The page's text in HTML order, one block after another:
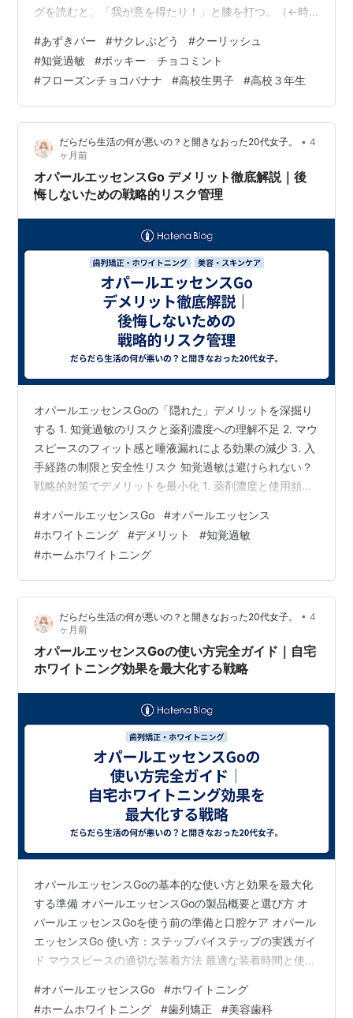
グを読むと、「我が意を得たり！」と膝を打つ。（←時
いのを食べてます。あの硬さがいいですね。でももっと
トシを取ると、あの硬さはキツくなるんでしょうか。 食
べられるうちに食べておきたい。 サクレも好き、先日は
じめてサクレのぶどうを発見！ ちいさな果肉が入ってい
るんですが、比較的すぐ溶けるみたいで、ザクザクのア
イスの中の、ちょっと柔らかくなったぶ…
#あずきバー #サクレぶどう #クーリッシュ
#知覚過敏 #ポッキー チョコミント
#フローズンチョコバナナ #高校生男子 #高校３年生
だらだら生活の何が悪いの？と開きなおった20代女子。 • 4
ヶ月前
オパールエッセンスGo デメリット徹底解説｜後
悔しないための戦略的リスク管理
オパールエッセンスGoの「隠れた」デメリットを深掘り
する 1. 知覚過敏のリスクと薬剤濃度への理解不足 2. マウ
スピースのフィット感と唾液漏れによる効果の減少 3. 入
手経路の制限と安全性リスク 知覚過敏は避けられない？
戦略的対策でデメリットを最小化 1. 薬剤濃度と使用頻度
戦略 オパールエッセンスGoの「経済的」デメリットと安
全な選択肢 1. 個人輸入のリスクと法的な側面 2. 歯科医院
での購入が推奨される理由とFP視点での費用対効果 まと
め：オパールエッセンスGoのデメリットを理解し、賢い
ホワイトニングを 関連記事 ホワイトニング製…
#オパールエッセンスGo #オパールエッセンス
#ホワイトニング #デメリット #知覚過敏
#ホームホワイトニング
だらだら生活の何が悪いの？と開きなおった20代女子。 • 4
ヶ月前
オパールエッセンスGoの使い方完全ガイド｜自宅
ホワイトニング効果を最大化する戦略
オパールエッセンスGoの基本的な使い方と効果を最大化
する準備 オパールエッセンスGoの製品概要と選び方 オ
パールエッセンスGoを使う前の準備と口腔ケア オパール
エッセンスGo 使い方：ステップバイステップの実践ガイ
ド マウスピースの適切な装着方法 最適な装着時間と使用
方における注意点とトラブルシューティング 知覚過敏対
#オパールエッセンスGo #ホワイトニング
#ホームホワイトニング #歯列矯正 #美容歯科